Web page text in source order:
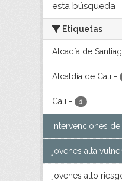
esta búsqueda
Etiquetas
Alcadía de
Alcaldía de Cali -
Cali - 1
Intervenciones de...
jovenes alta
jovenes alto